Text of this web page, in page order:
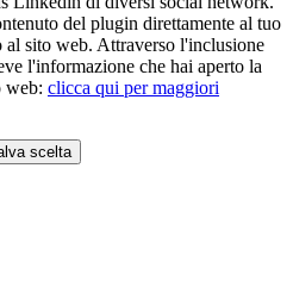
del plugin direttamente al tuo
al sito web. Attraverso l'inclusione
l'informazione che hai aperto la
web: clicca qui per maggiori
scelta